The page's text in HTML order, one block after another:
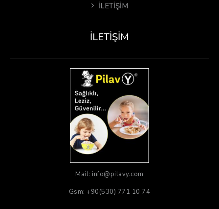
İLETIŞIM
İLETIŞIM
Mail: info@pilavy.com
Gsm: +90(530) 771 10 74